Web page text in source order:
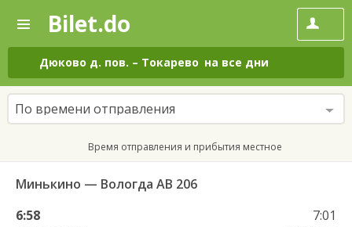
—
Поиск
и
покупка
билетов
на
автобус
онлайн
Bilet.do
Дюково д. пов. – Токарево на все дни
По времени отправления
Время отправления и прибытия местное
Минькино — Вологда АВ 206
6:58
7:01